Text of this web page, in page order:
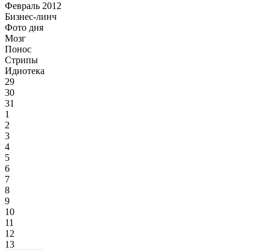
Февраль 2012
Бизнес-линч
Фото дня
Мозг
Понос
Стрипы
Идиотека
29
30
31
1
2
3
4
5
6
7
8
9
10
11
12
13